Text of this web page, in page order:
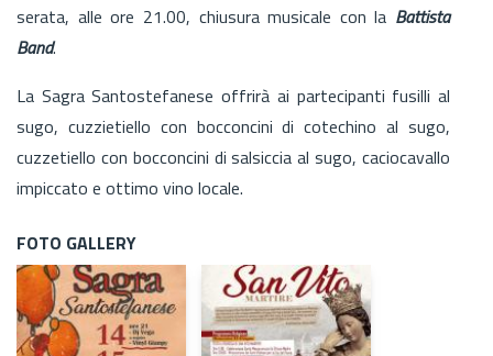
serata, alle ore 21.00, chiusura musicale con la Battista
Band.
La Sagra Santostefanese offrirà ai partecipanti fusilli al
sugo, cuzzietiello con bocconcini di cotechino al sugo,
cuzzetiello con bocconcini di salsiccia al sugo, caciocavallo
impiccato e ottimo vino locale.
FOTO GALLERY